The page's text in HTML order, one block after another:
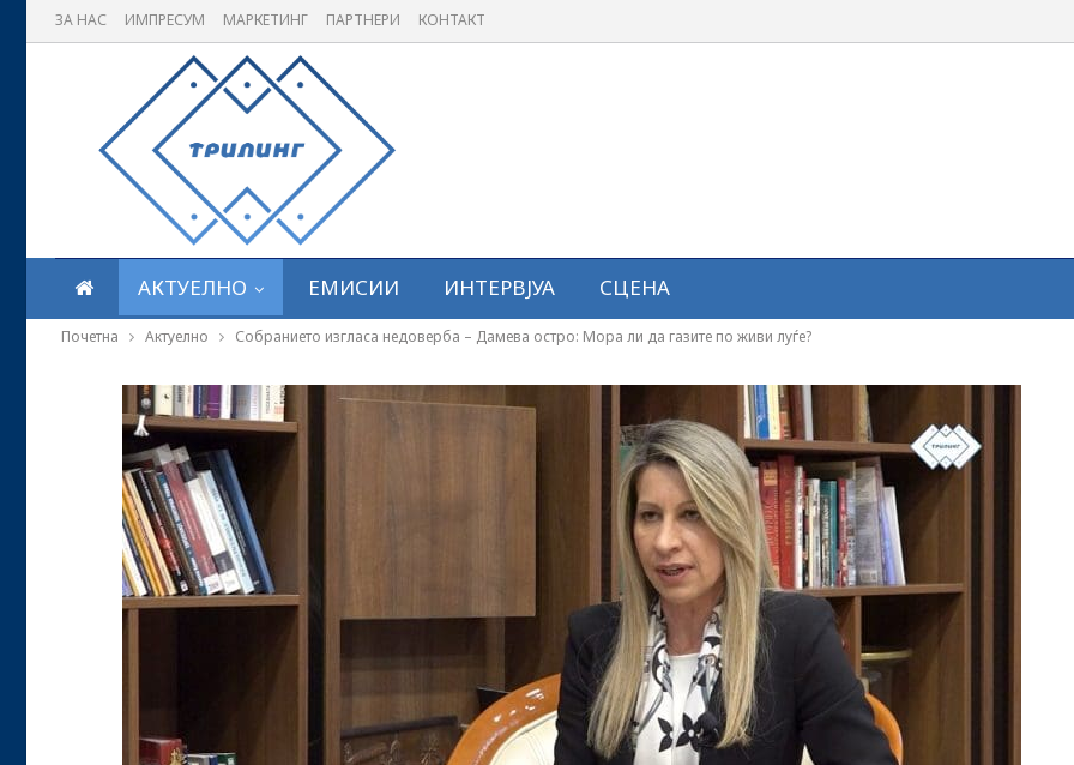
ЗА НАС ИМПРЕСУМ МАРКЕТИНГ ПАРТНЕРИ КОНТАКТ
АКТУЕЛНО ЕМИСИИ ИНТЕРВЈУА СЦЕНА
Почетна Актуелно Собранието изгласа недоверба – Дамева остро: Мора ли да газите по живи луѓе?